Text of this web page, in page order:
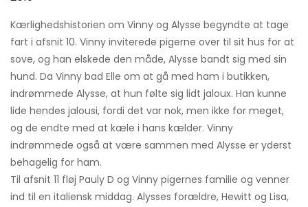
Kærlighedshistorien om Vinny og Alysse begyndte at tage
fart i afsnit 10. Vinny inviterede pigerne over til sit hus for at
sove, og han elskede den måde, Alysse bandt sig med sin
hund. Da Vinny bad Elle om at gå med ham i butikken,
indrømmede Alysse, at hun følte sig lidt jaloux. Han kunne
lide hendes jalousi, fordi det var nok, men ikke for meget,
og de endte med at kæle i hans kælder. Vinny
indrømmede også at være sammen med Alysse er yderst
behagelig for ham.
Til afsnit 11 fløj Pauly D og Vinny pigernes familie og venner
ind til en italiensk middag. Alysses forældre, Hewitt og Lisa,